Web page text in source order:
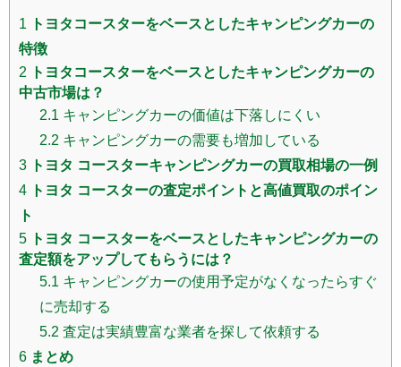
1 トヨタコースターをベースとしたキャンピングカーの
特徴
2 トヨタコースターをベースとしたキャンピングカーの
中古市場は？
2.1 キャンピングカーの価値は下落しにくい
2.2 キャンピングカーの需要も増加している
3 トヨタ コースターキャンピングカーの買取相場の一例
4 トヨタ コースターの査定ポイントと高値買取のポイン
ト
5 トヨタ コースターをベースとしたキャンピングカーの
査定額をアップしてもらうには？
5.1 キャンピングカーの使用予定がなくなったらすぐ
に売却する
5.2 査定は実績豊富な業者を探して依頼する
6 まとめ